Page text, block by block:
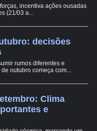
incentiva ações ousadas
(21/03 a...
decisões
rumos diferentes e
outubro começa com...
Clima
e